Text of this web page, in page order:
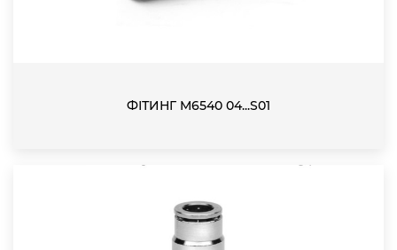
ФІТИНГ M6540 04...S01